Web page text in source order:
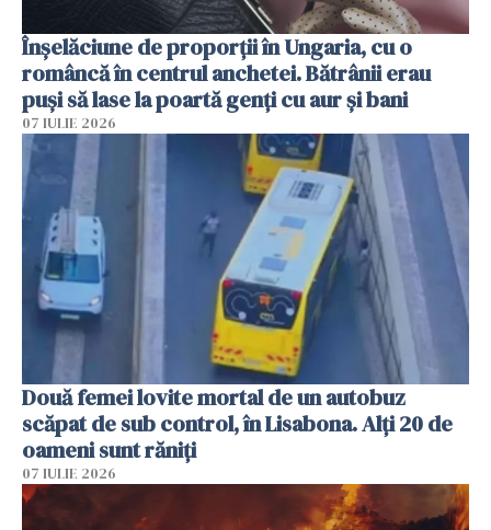
Înșelăciune de proporții în Ungaria, cu o
româncă în centrul anchetei. Bătrânii erau
puși să lase la poartă genți cu aur și bani
07 IULIE 2026
Două femei lovite mortal de un autobuz
scăpat de sub control, în Lisabona. Alți 20 de
oameni sunt răniți
07 IULIE 2026